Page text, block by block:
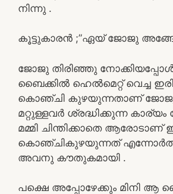
നിന്നു .
കൂട്ടുകാരൻ ;”ഏയ് ജോജു
ജോജു തിരിഞ്ഞു നോക്കിയപ്പോൾ
ബൈക്കിൽ ഹെൽമെറ്റ് വെച്ച
കൊഞ്ചി കുഴയുന്നതാണ് ജോജു
മറ്റുള്ളവർ ശ്രദ്ധിക്കുന്ന
മമ്മി ചിന്തിക്കാതെ
കൊഞ്ചികുഴയുന്നത്
അവനു കൗതുകമായി .
പക്ഷെ അപ്പോഴേക്കും മിനി ആ